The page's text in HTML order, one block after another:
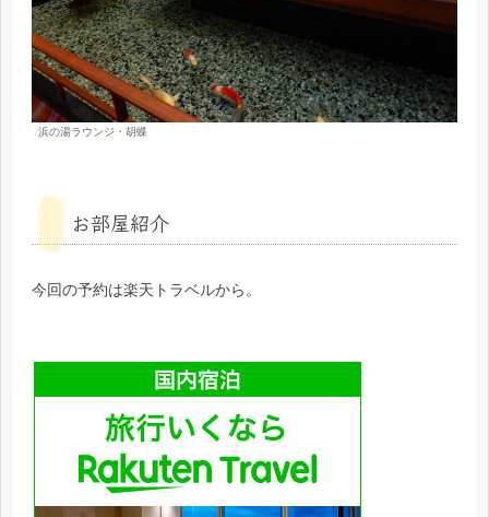
浜の湯ラウンジ・胡蝶
お部屋紹介
今回の予約は楽天トラベルから。